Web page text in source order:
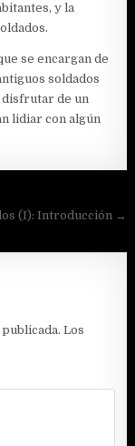
y la
se encargan de
soldados
disfrutar de un
lidiar con algún
(I): Introducción →
Los